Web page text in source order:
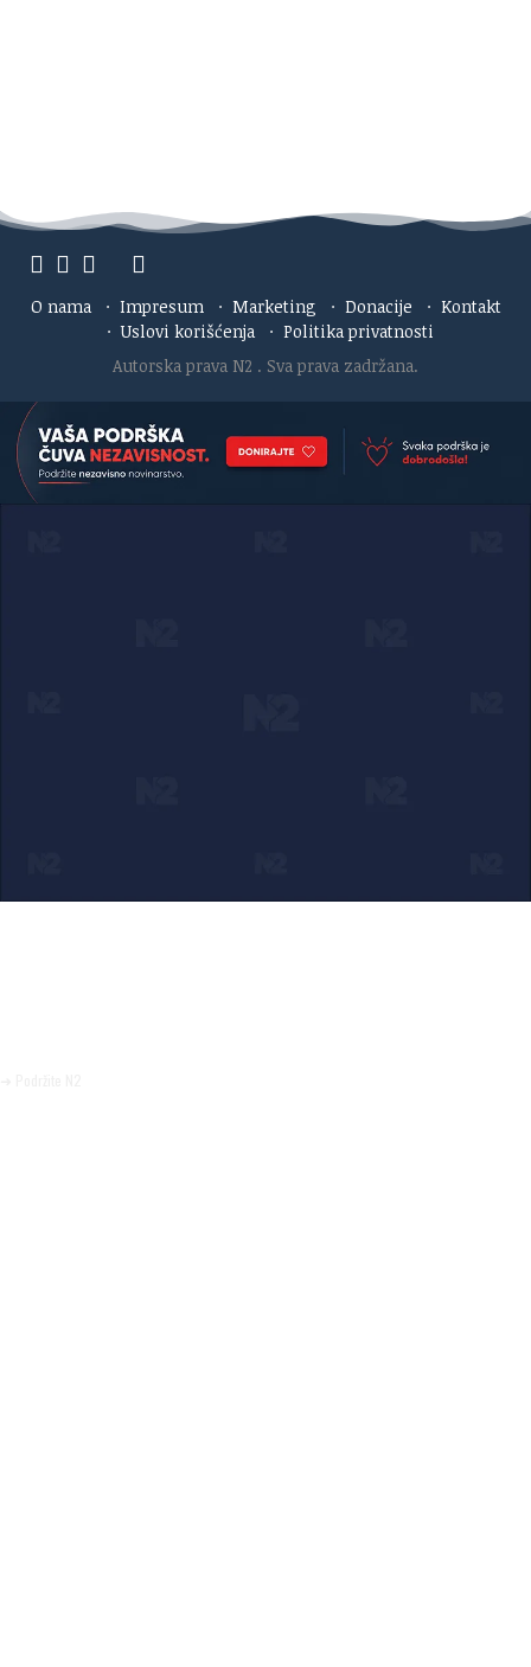
O nama · Impresum · Marketing · Donacije · Kontakt
· Uslovi korišćenja · Politika privatnosti
Autorska prava N2 . Sva prava zadržana.